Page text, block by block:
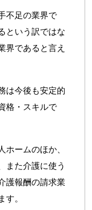
不足の業界で
という訳ではな
界であると言え
は今後も安定的
格・スキルで
ームのほか、
また介護に使う
護報酬の請求業
。